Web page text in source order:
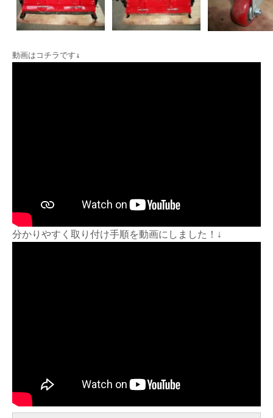
動画はコチラです↓
分かりやすく取り付け手順を動画にしました！↓